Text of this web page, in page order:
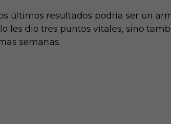
últimos resultados podría ser un
les dio tres puntos vitales, sino
semanas.